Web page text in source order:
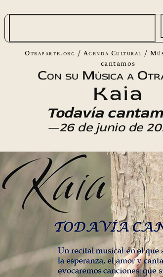
Otraparte.org / Agenda Cultural /
cantamos
Con su Música a
Kaia
Todavía
—26 de junio de